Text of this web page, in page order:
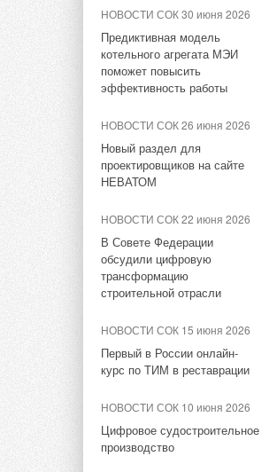
НОВОСТИ СОК 30 июня 2026
Предиктивная модель
котельного агрегата МЭИ
поможет повысить
эффективность работы
НОВОСТИ СОК 26 июня 2026
Новый раздел для
проектировщиков на сайте
НЕВАТОМ
НОВОСТИ СОК 22 июня 2026
В Совете Федерации
обсудили цифровую
трансформацию
строительной отрасли
НОВОСТИ СОК 15 июня 2026
Первый в России онлайн-
курс по ТИМ в реставрации
НОВОСТИ СОК 10 июня 2026
Цифровое судостроительное
производство
Завод Hisense включён в
список Lighthouse factory
НОВОСТИ СОК 17 октября
2024
Климатические системы»
НОВОСТИ СОК 24 сентября
2024
на Форуме ЦОД
НОВОСТИ СОК 18 августа
2023
Выбираем кондиционер:
технологиях на примере
линейки Hisense
2023
Видеообзор кондиционера
BUSHIDO Inverter